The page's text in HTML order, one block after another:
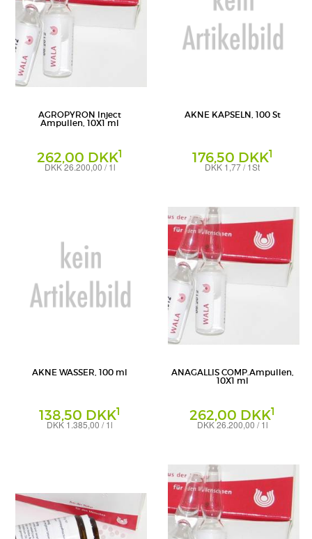
AGROPYRON Inject
Ampullen, 10X1 ml
262,00 DKK1
DKK 26.200,00 / 1l
AKNE KAPSELN, 100 St
176,50 DKK1
DKK 1,77 / 1St
AKNE WASSER, 100 ml
138,50 DKK1
DKK 1.385,00 / 1l
ANAGALLIS COMP.Ampullen,
10X1 ml
262,00 DKK1
DKK 26.200,00 / 1l